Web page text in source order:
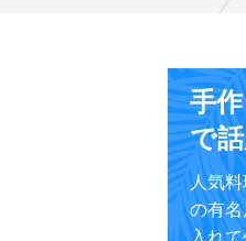
手
で
人気
の有